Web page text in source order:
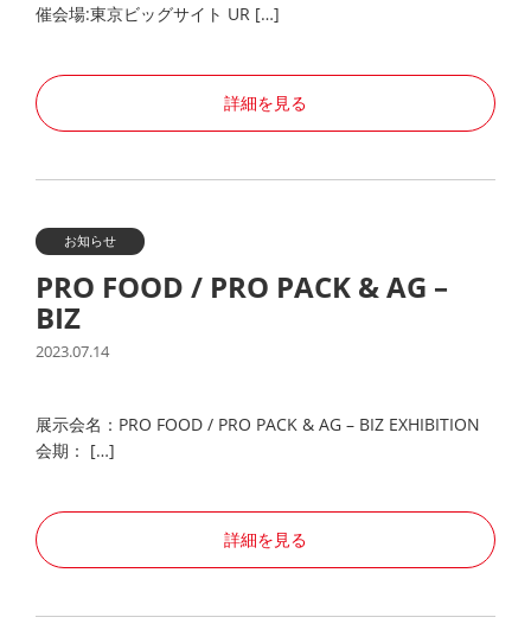
催会場:東京ビッグサイト UR […]
詳細を見る
お知らせ
PRO FOOD / PRO PACK & AG –
BIZ
2023.07.14
展示会名：PRO FOOD / PRO PACK & AG – BIZ EXHIBITION
会期： […]
詳細を見る